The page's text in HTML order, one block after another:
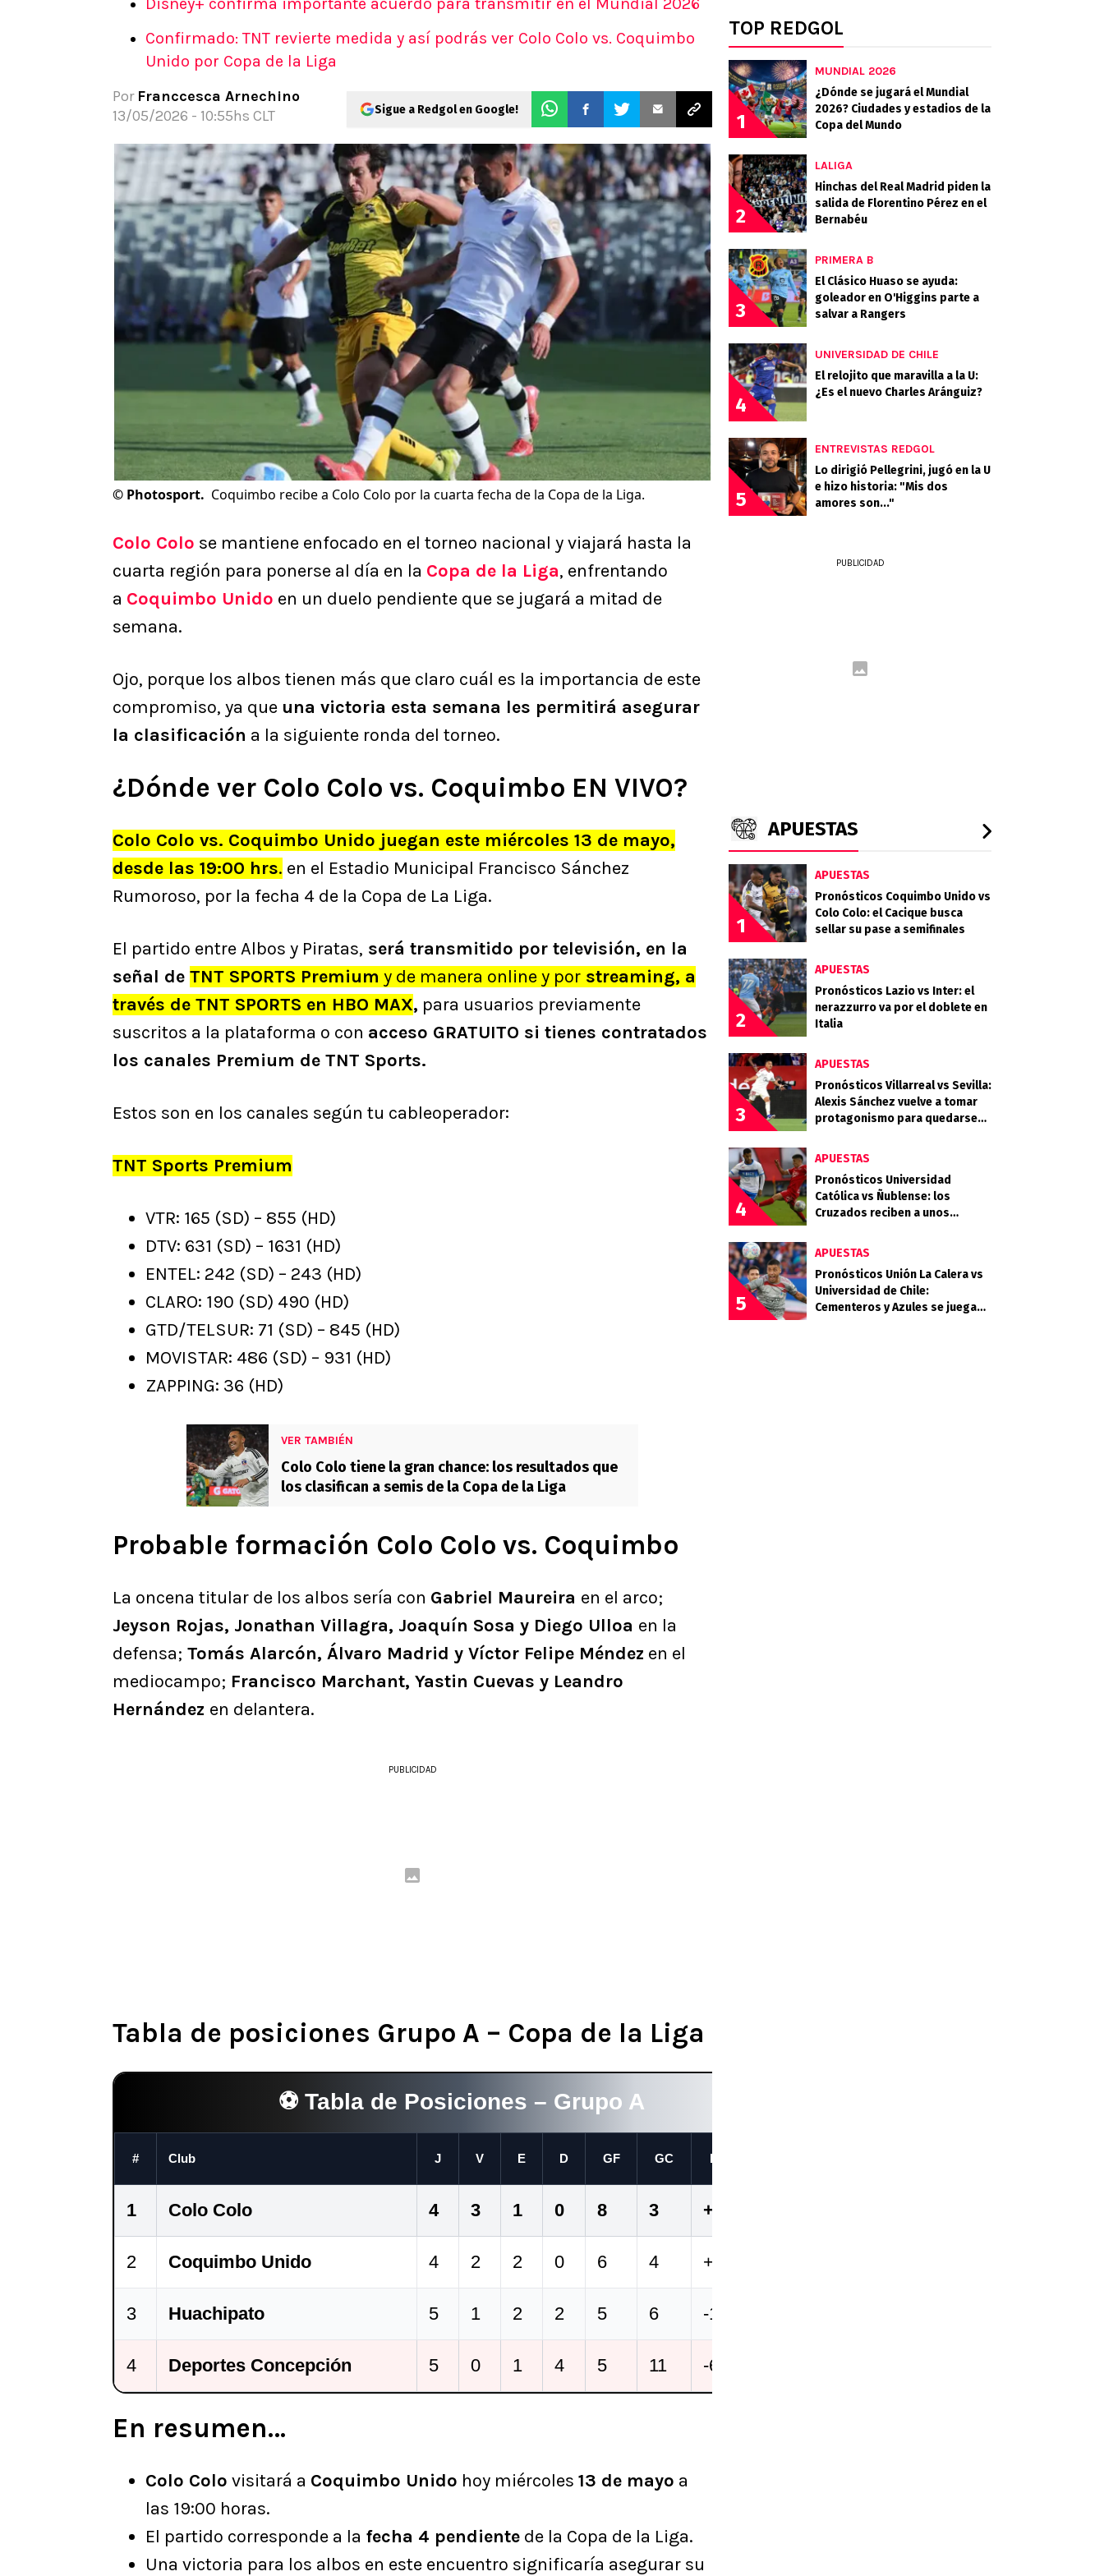
Pronósticos
Apuestas Mundial 2026
Confirmado: TNT revierte medida y así podrás ver Colo Colo vs. Coquimbo
Unido por Copa de la Liga
Por Franccesca Arnechino
13/05/2026 - 10:55hs CLT
Sigue a Redgol en Google!
© Photosport. Coquimbo recibe a Colo Colo por la cuarta fecha de la Copa de la Liga.
Colo Colo se mantiene enfocado en el torneo nacional y viajará hasta la
cuarta región para ponerse al día en la Copa de la Liga, enfrentando
a Coquimbo Unido en un duelo pendiente que se jugará a mitad de
semana.
Ojo, porque los albos tienen más que claro cuál es la importancia de este
compromiso, ya que una victoria esta semana les permitirá asegurar
la clasificación a la siguiente ronda del torneo.
¿Dónde ver Colo Colo vs. Coquimbo EN VIVO?
Colo Colo vs. Coquimbo Unido juegan este miércoles 13 de mayo,
desde las 19:00 hrs. en el Estadio Municipal Francisco Sánchez
Rumoroso, por la fecha 4 de la Copa de La Liga.
El partido entre Albos y Piratas, será transmitido por televisión, en la
señal de TNT SPORTS Premium y de manera online y por streaming, a
través de TNT SPORTS en HBO MAX, para usuarios previamente
suscritos a la plataforma o con acceso GRATUITO si tienes contratados
los canales Premium de TNT Sports.
Estos son en los canales según tu cableoperador:
TNT Sports Premium
VTR: 165 (SD) – 855 (HD)
DTV: 631 (SD) – 1631 (HD)
ENTEL: 242 (SD) – 243 (HD)
CLARO: 190 (SD) 490 (HD)
GTD/TELSUR: 71 (SD) – 845 (HD)
MOVISTAR: 486 (SD) – 931 (HD)
ZAPPING: 36 (HD)
VER TAMBIÉN
Colo Colo tiene la gran chance: los resultados que
los clasifican a semis de la Copa de la Liga
Probable formación Colo Colo vs. Coquimbo
La oncena titular de los albos sería con Gabriel Maureira en el arco;
Jeyson Rojas, Jonathan Villagra, Joaquín Sosa y Diego Ulloa en la
defensa; Tomás Alarcón, Álvaro Madrid y Víctor Felipe Méndez en el
mediocampo; Francisco Marchant, Yastin Cuevas y Leandro
Hernández en delantera.
PUBLICIDAD
Tabla de posiciones Grupo A – Copa de la Liga
⚽ Tabla de Posiciones – Grupo A
# Club J V E D GF GC DG
1 Colo Colo 4 3 1 0 8 3 +5
2 Coquimbo Unido 4 2 2 0 6 4 +2
3 Huachipato 5 1 2 2 5 6 -1
4 Deportes Concepción 5 0 1 4 5 11 -6
En resumen…
Colo Colo visitará a Coquimbo Unido hoy miércoles 13 de mayo a
las 19:00 horas.
El partido corresponde a la fecha 4 pendiente de la Copa de la Liga.
Una victoria para los albos en este encuentro significaría asegurar su
TOP REDGOL
1
MUNDIAL 2026
¿Dónde se jugará el Mundial
2026? Ciudades y estadios de la
Copa del Mundo
2
LALIGA
Hinchas del Real Madrid piden la
salida de Florentino Pérez en el
Bernabéu
3
PRIMERA B
El Clásico Huaso se ayuda:
goleador en O'Higgins parte a
salvar a Rangers
4
UNIVERSIDAD DE CHILE
El relojito que maravilla a la U:
¿Es el nuevo Charles Aránguiz?
5
ENTREVISTAS REDGOL
Lo dirigió Pellegrini, jugó en la U
e hizo historia: "Mis dos
amores son..."
PUBLICIDAD
APUESTAS
1
APUESTAS
Pronósticos Coquimbo Unido vs
Colo Colo: el Cacique busca
sellar su pase a semifinales
2
APUESTAS
Pronósticos Lazio vs Inter: el
nerazzurro va por el doblete en
Italia
3
APUESTAS
Pronósticos Villarreal vs Sevilla:
Alexis Sánchez vuelve a tomar
protagonismo para quedarse
4
APUESTAS
Pronósticos Universidad
Católica vs Ñublense: los
Cruzados reciben a unos
clasificar
5
APUESTAS
Pronósticos Unión La Calera vs
Universidad de Chile:
Cementeros y Azules se juegan